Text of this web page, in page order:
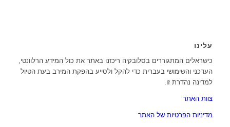
עלינו
כישראלים המתגוררים בסלובקיה ריכזנו באתר את כול המידע הרלוונטי,
העדכני והשימושי בעברית כדי להקל ולסייע בהפקת המירב בעת הטיול
למדינה נהדרת זו.
צוות האתר
מדיניות הפרטיות של האתר